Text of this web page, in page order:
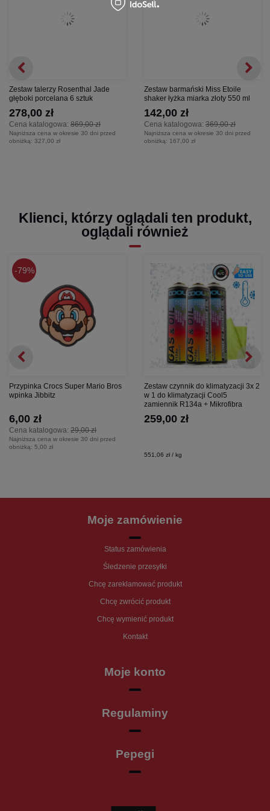
Zestaw talerzy Rosenthal Jade
głęboki porcelana 6 sztuk
Cena katalogowa: 869,00 zł
278,00 zł
Najniższa cena w okresie 30 dni przed
obniżką: 327,00 zł
Zestaw barmański Miss Etoile
shaker łyżka miarka złoty 550 ml
Cena katalogowa: 369,00 zł
142,00 zł
Najniższa cena w okresie 30 dni przed
obniżką: 167,00 zł
Klienci, którzy oglądali ten produkt,
oglądali również
79%
Przypinka Crocs Super Mario Bros
wpinka Jibbitz
Cena katalogowa: 29,00 zł
6,00 zł
Najniższa cena w okresie 30 dni przed
obniżką: 5,00 zł
Zestaw czynnik do klimatyzacji 3x 2
w 1 do klimatyzacji Cool5
zamiennik R134a + Mikrofibra
259,00 zł
551,06 zł / kg
Moje zamówienie
Status zamówienia
Śledzenie przesyłki
Chcę zareklamować produkt
Chcę zwrócić produkt
Chcę wymienić produkt
Kontakt
Moje konto
Regulaminy
Pepegi